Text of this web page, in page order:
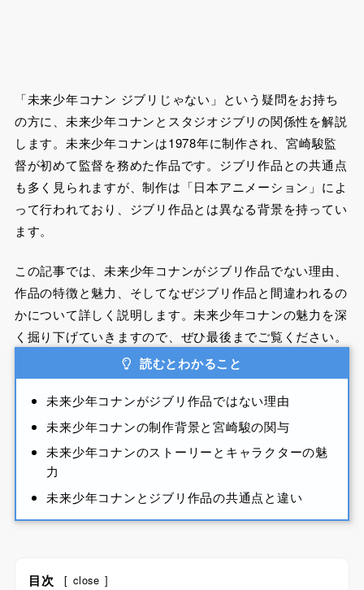
「未来少年コナン ジブリじゃない」という疑問をお持ち
の方に、未来少年コナンとスタジオジブリの関係性を解説
します。未来少年コナンは1978年に制作され、宮崎駿監
督が初めて監督を務めた作品です。ジブリ作品との共通点
も多く見られますが、制作は「日本アニメーション」によ
って行われており、ジブリ作品とは異なる背景を持ってい
ます。
この記事では、未来少年コナンがジブリ作品でない理由、
作品の特徴と魅力、そしてなぜジブリ作品と間違われるの
かについて詳しく説明します。未来少年コナンの魅力を深
く掘り下げていきますので、ぜひ最後までご覧ください。
読むとわかること
未来少年コナンがジブリ作品ではない理由
未来少年コナンの制作背景と宮崎駿の関与
未来少年コナンのストーリーとキャラクターの魅
力
未来少年コナンとジブリ作品の共通点と違い
目次 [ close ]